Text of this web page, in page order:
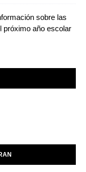
sobre las
próximo año escolar